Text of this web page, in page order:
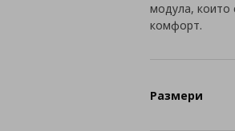
модула, които
комфорт.
Размери